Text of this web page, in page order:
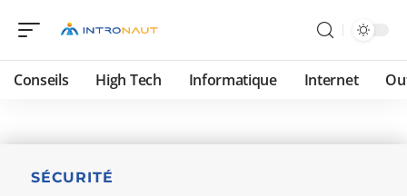
Conseils High Tech Informatique Internet
SÉCURITÉ